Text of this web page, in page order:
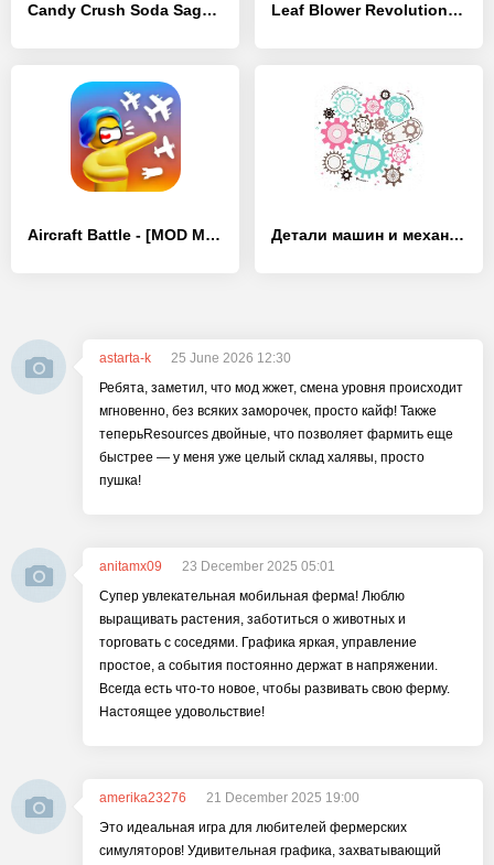
Candy Crush Soda Saga - [MOD Много денег] Leaf Blower Revolution Idle - [MOD Много денег]
Aircraft Battle - [MOD Много денег] Детали машин и механизмов
astarta-k
25 June 2026 12:30
Ребята, заметил, что мод жжет, смена уровня происходит
мгновенно, без всяких заморочек, просто кайф! Также
теперьResources двойные, что позволяет фармить еще
быстрее — у меня уже целый склад халявы, просто
пушка!
anitamx09
23 December 2025 05:01
Супер увлекательная мобильная ферма! Люблю
выращивать растения, заботиться о животных и
торговать с соседями. Графика яркая, управление
простое, а события постоянно держат в напряжении.
Всегда есть что-то новое, чтобы развивать свою ферму.
Настоящее удовольствие!
amerika23276
21 December 2025 19:00
Это идеальная игра для любителей фермерских
симуляторов! Удивительная графика, захватывающий